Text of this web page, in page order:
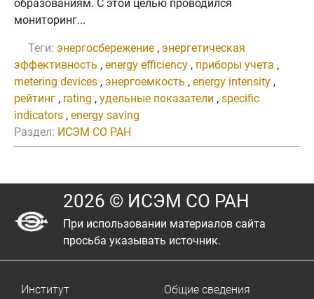
образованиям. С этой целью проводился
мониторинг...
Теги: энергосбережение , энергетическая
эффективность , energy efficiency , приборы учета ,
metering devices , энергоемкость , energy intensity ,
рейтинг , rating , удельные показатели , specific
indicators , energy saving
Раздел: ИСЭМ СО РАН
2026 © ИСЭМ СО РАН
При использовании материалов сайта
просьба указывать источник.
Институт
Общие сведения